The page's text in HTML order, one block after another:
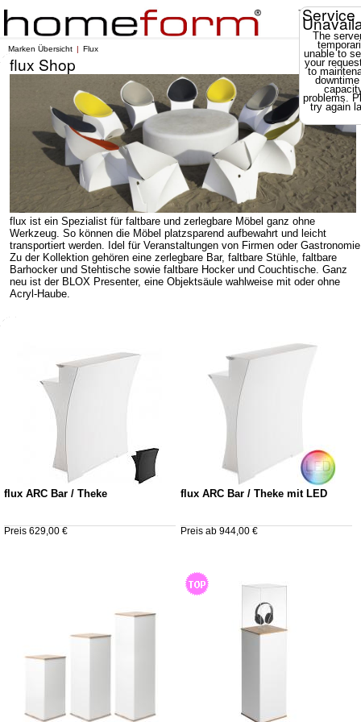
Service
The
unable to
your
to
problems.
try again
Marken Übersicht Flux
flux Shop
flux ist ein Spezialist für faltbare und zerlegbare Möbel ganz ohne
Werkzeug. So können die Möbel platzsparend aufbewahrt und leicht
transportiert werden. Idel für Veranstaltungen von Firmen oder
Zu der Kollektion gehören eine zerlegbare Bar, faltbare Stühle, faltbare
Barhocker und Stehtische sowie faltbare Hocker und Couchtische. Ganz
neu ist der BLOX Presenter, eine Objektsäule wahlweise mit oder ohne
Acryl-Haube.
flux ARC Bar / Theke
Preis 629,00 €
flux ARC Bar / Theke mit LED
Preis ab 944,00 €